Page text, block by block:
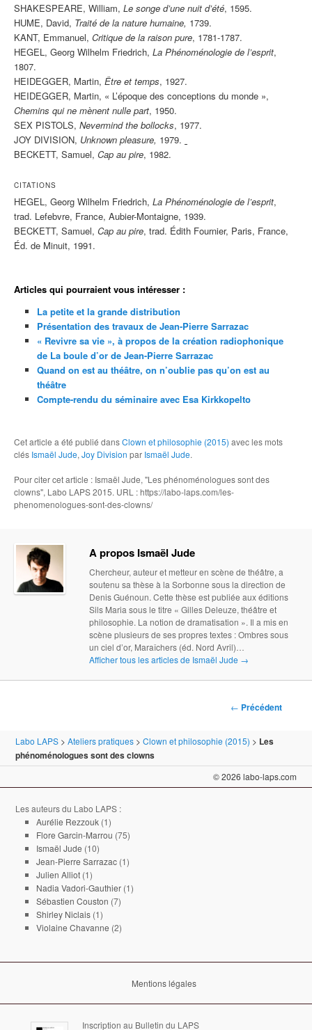
SHAKESPEARE, William, Le songe d’une nuit d’été, 1595.
HUME, David, Traité de la nature humaine, 1739.
KANT, Emmanuel, Critique de la raison pure, 1781-1787.
HEGEL, Georg Wilhelm Friedrich, La Phénoménologie de l’esprit,
1807.
HEIDEGGER, Martin, Être et temps, 1927.
HEIDEGGER, Martin, « L’époque des conceptions du monde »,
Chemins qui ne mènent nulle part, 1950.
SEX PISTOLS, Nevermind the bollocks, 1977.
JOY DIVISION, Unknown pleasure, 1979.
BECKETT, Samuel, Cap au pire, 1982.
CITATIONS
HEGEL, Georg Wilhelm Friedrich, La Phénoménologie de l’esprit,
trad. Lefebvre, France, Aubier-Montaigne, 1939.
BECKETT, Samuel, Cap au pire, trad. Édith Fournier, Paris, France,
Éd. de Minuit, 1991.
Articles qui pourraient vous intéresser :
La petite et la grande distribution
Présentation des travaux de Jean-Pierre Sarrazac
« Revivre sa vie », à propos de la création radiophonique
de La boule d’or de Jean-Pierre Sarrazac
Quand on est au théâtre, on n’oublie pas qu’on est au
théâtre
Compte-rendu du séminaire avec Esa Kirkkopelto
Cet article a été publié dansClown et philosophie (2015) avec les mots
clés Ismaël Jude, Joy Division par Ismaël Jude.
Pour citer cet article : Ismaël Jude, "Les phénoménologues sont des
clowns", Labo LAPS 2015. URL : https://labo-laps.com/les-
phenomenologues-sont-des-clowns/
A propos Ismaël Jude
Chercheur, auteur et metteur en scène de théâtre, a
soutenu sa thèse à la Sorbonne sous la direction de
Denis Guénoun. Cette thèse est publiée aux éditions
Sils Maria sous le titre « Gilles Deleuze, théâtre et
philosophie. La notion de dramatisation ». Il a mis en
scène plusieurs de ses propres textes : Ombres sous
un ciel d’or, Maraîchers (éd. Nord Avril)…
Afficher tous les articles de Ismaël Jude →
Navigation des
← Précédent
Labo LAPS >Ateliers pratiques >Clown et philosophie (2015) > Les
phénoménologues sont des clowns
© 2026 labo-laps.com
Les auteurs du Labo LAPS :
Aurélie Rezzouk (1)
Flore Garcin-Marrou (75)
Ismaël Jude (10)
Jean-Pierre Sarrazac (1)
Julien Alliot (1)
Nadia Vadori-Gauthier (1)
Sébastien Couston (7)
Shirley Niclais (1)
Violaine Chavanne (2)
Mentions légales
Inscription au Bulletin du LAPS